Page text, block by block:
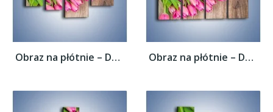
Obraz na płótnie – Do góry nogami z... Obraz na płótnie – Do góry nogami z...